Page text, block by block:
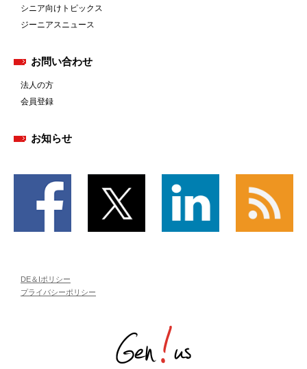
シニア向けトピックス
ジーニアスニュース
お問い合わせ
法人の方
会員登録
お知らせ
DE＆Iポリシー
プライバシーポリシー